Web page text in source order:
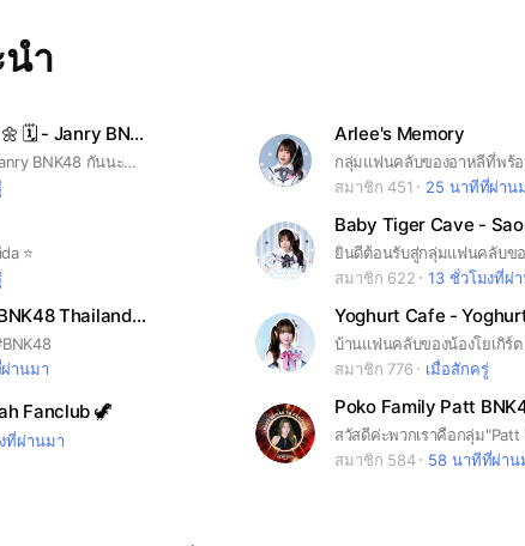
ำ
Daisy in Jan(ua)ry🌼 🗓️ - Janry BNK48 THFC
มามอบความรักให้กับ Janry BNK48 กันนะคะ 😀💜
Arlee's Memory
สมาชิก 451
25 นาทีที่ผ่าน
⭐️
สมาชิก 622
13 ชั่วโมงที่ผ่
Marineko: Marine BNK48 Thailand Fanclub 😼⚓
านมา
บ้านแฟนคลับของน้องโยเกิร์ต
สมาชิก 776
เมื่อสักครู่
Fanclub 🦖
ที่ผ่านมา
สมาชิก 584
58 นาทีที่ผ่าน